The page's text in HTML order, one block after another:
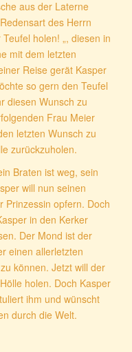
aus der Laterne
des Herrn
holen! „, diesen in
mit dem letzten
Reise gerät Kasper
so gern den Teufel
diesen Wunsch zu
Frau Meier
letzten Wunsch zu
zurückzuholen.
Braten ist weg, sein
will nun seinen
Prinzessin opfern. Doch
in den Kerker
Der Mond ist der
einen allerletzten
können. Jetzt will der
holen. Doch Kasper
ihm und wünscht
durch die Welt.